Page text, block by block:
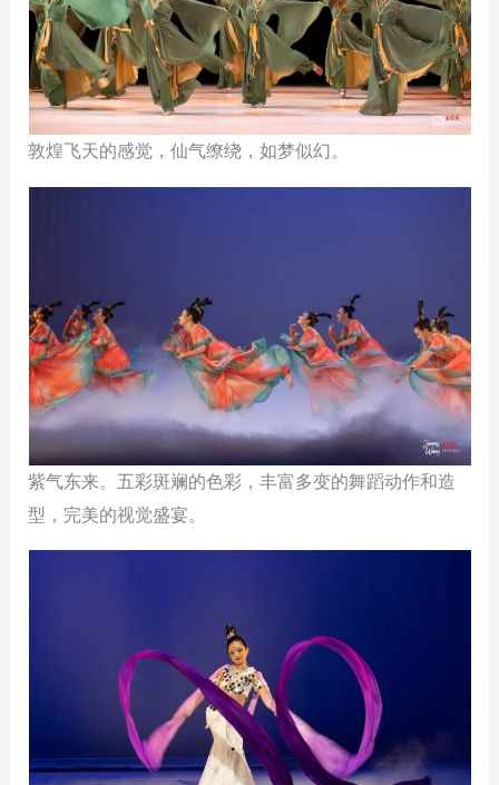
敦煌飞天的感觉，仙气缭绕，如梦似幻。
紫气东来。五彩斑斓的色彩，丰富多变的舞蹈动作和造
型，完美的视觉盛宴。